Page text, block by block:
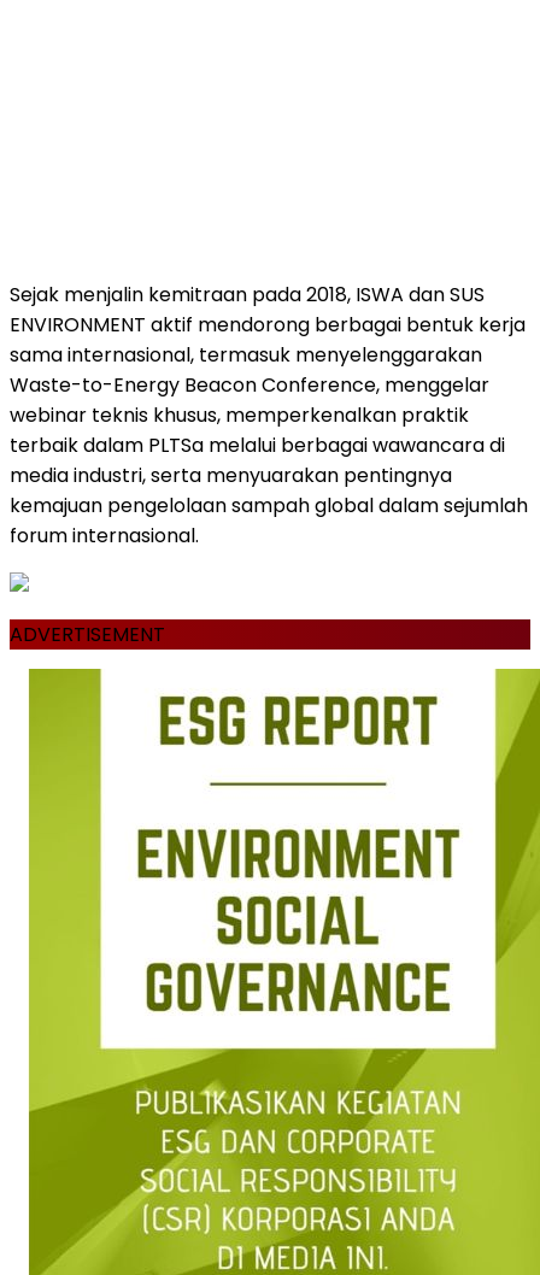
Sejak menjalin kemitraan pada 2018, ISWA dan SUS
ENVIRONMENT aktif mendorong berbagai bentuk kerja
sama internasional, termasuk menyelenggarakan
Waste-to-Energy Beacon Conference, menggelar
webinar teknis khusus, memperkenalkan praktik
terbaik dalam PLTSa melalui berbagai wawancara di
media industri, serta menyuarakan pentingnya
kemajuan pengelolaan sampah global dalam sejumlah
forum internasional.
ADVERTISEMENT